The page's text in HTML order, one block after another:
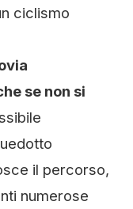
ciclismo
se non si
il percorso,
numerose